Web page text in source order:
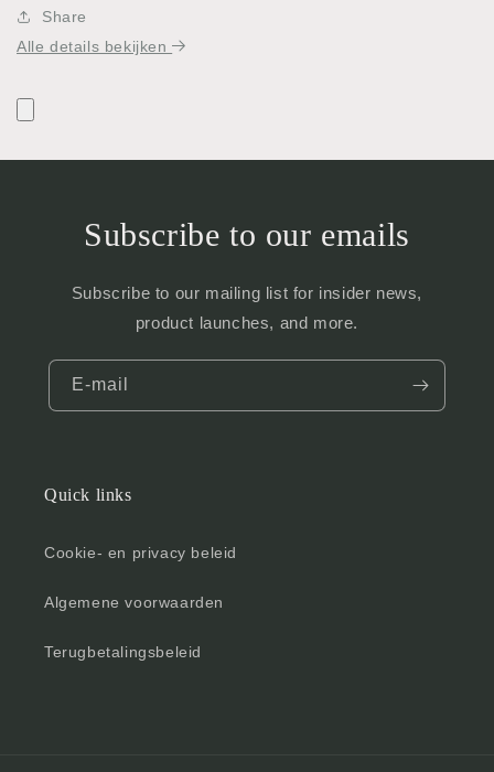
Share
Alle details bekijken
Subscribe to our emails
Subscribe to our mailing list for insider news,
product launches, and more.
E‑mail
Quick links
Cookie- en privacy beleid
Algemene voorwaarden
Terugbetalingsbeleid